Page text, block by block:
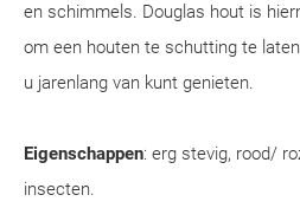
en schimmels. Douglas hout is
om een houten te schutting te
u jarenlang van kunt genieten.
Eigenschappen: erg stevig, rood/
insecten.